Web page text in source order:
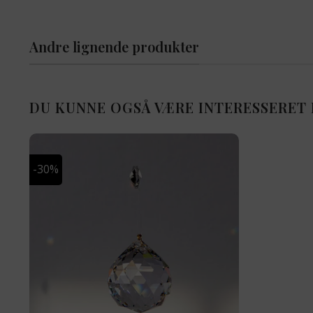
Andre lignende produkter
DU KUNNE OGSÅ VÆRE
-30%